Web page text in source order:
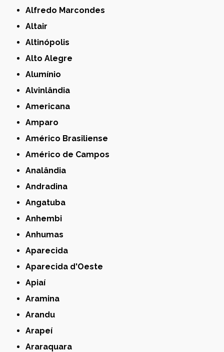
Alfredo Marcondes
Altair
Altinópolis
Alto Alegre
Alumínio
Alvinlândia
Americana
Amparo
Américo Brasiliense
Américo de Campos
Analândia
Andradina
Angatuba
Anhembi
Anhumas
Aparecida
Aparecida d'Oeste
Apiaí
Aramina
Arandu
Arapeí
Araraquara